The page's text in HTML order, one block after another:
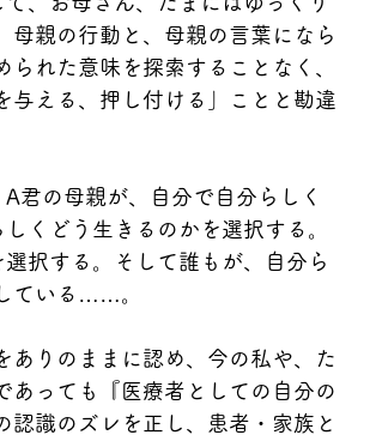
母親の行動と、母親の言葉になら
れた意味を探索することなく、
与える、押し付ける」ことと勘違
君の母親が、自分で自分らしく
くどう生きるのかを選択する。
択する。そして誰もが、自分ら
ている……。
りのままに認め、今の私や、た
あっても『医療者としての自分の
認識のズレを正し、患者・家族と